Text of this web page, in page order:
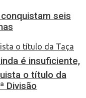
é insuficiente,
seis
o título da
Divisão